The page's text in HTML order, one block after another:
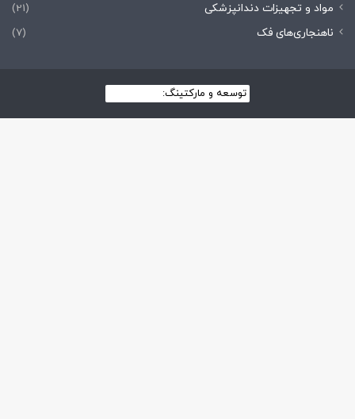
مواد و تجهیزات دندانپزشکی
(21)
ناهنجاری‌های فک
(7)
توسعه و مارکتینگ: